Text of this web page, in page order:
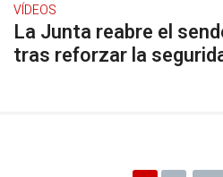
VÍDEOS
La Junta reabre el
tras reforzar la